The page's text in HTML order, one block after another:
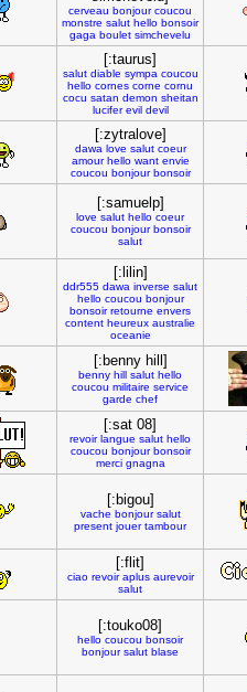
cerveau bonjour coucou
monstre salut hello bonsoir
gaga boulet simchevelu
[:taurus]
salut diable sympa coucou
hello cornes corne cornu
cocu satan demon sheitan
lucifer evil devil
[:zytralove]
dawa love salut coeur
amour hello want envie
coucou bonjour bonsoir
[:samuelp]
love salut hello coeur
coucou bonjour bonsoir
salut
[:lilin]
ddr555 dawa inverse salut
hello coucou bonjour
bonsoir retourne envers
content heureux australie
oceanie
[:benny hill]
benny hill salut hello
coucou militaire service
garde chef
[:sat 08]
revoir langue salut hello
coucou bonjour bonsoir
merci gnagna
[:bigou]
vache bonjour salut
present jouer tambour
[:flit]
ciao revoir aplus aurevoir
salut
[:touko08]
hello coucou bonsoir
bonjour salut blase